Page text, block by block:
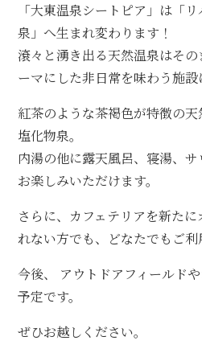
「大東温泉シートピア」は「
泉」へ生まれ変わります！
滾々と湧き出る天然温泉はそ
ーマにした非日常を味わう施設
紅茶のような茶褐色が特徴の
塩化物泉。
内湯の他に露天風呂、寝湯、
お楽しみいただけます。
さらに、カフェテリアを新たに
れない方でも、どなたでもご利
今後、 アウトドアフィールド
予定です。
ぜひお越しください。